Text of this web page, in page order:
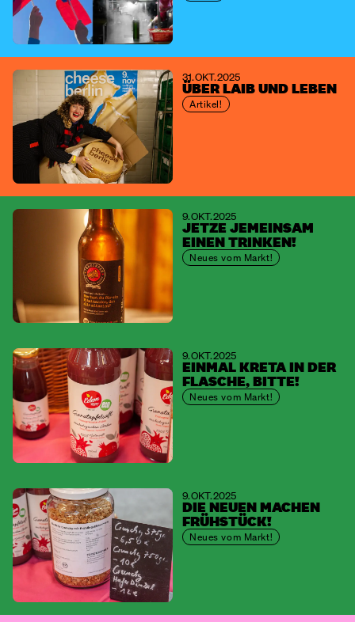
31. OKT. 2025
ÜBER LAIB UND LEBEN
Artikel!
9. OKT. 2025
JETZE JEMEINSAM
EINEN TRINKEN!
Neues vom Markt!
9. OKT. 2025
EINMAL KRETA IN DER
FLASCHE, BITTE!
Neues vom Markt!
9. OKT. 2025
DIE NEUEN MACHEN
FRÜHSTÜCK!
Neues vom Markt!